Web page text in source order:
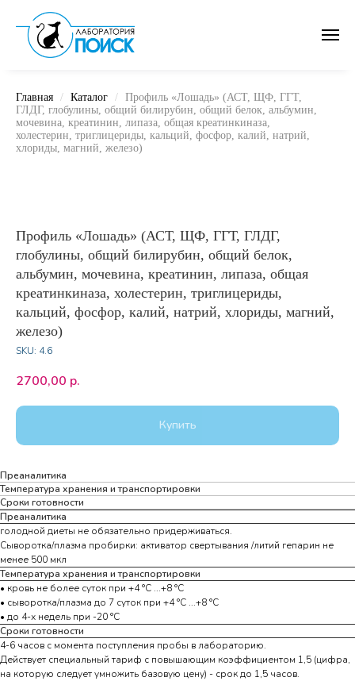
Главная Каталог
Профиль «Лошадь» (АСТ, ЩФ, ГГТ,
ГЛДГ, глобулины, общий билирубин, общий белок, альбумин,
мочевина, креатинин, липаза, общая креатинкиназа,
холестерин, триглицериды, кальций, фосфор, калий, натрий,
хлориды, магний, железо)
Профиль «Лошадь» (АСТ, ЩФ, ГГТ, ГЛДГ,
глобулины, общий билирубин, общий белок,
альбумин, мочевина, креатинин, липаза, общая
креатинкиназа, холестерин, триглицериды,
кальций, фосфор, калий, натрий, хлориды, магний,
железо)
SKU: 4.6
2700,00 р.
Купить
Преаналитика
Температура хранения и транспортировки
Сроки готовности
Преаналитика
голодной диеты не обязательно придерживаться.
Сыворотка/плазма пробирки: активатор свертывания /литий гепарин не
менее 500 мкл
Температура хранения и транспортировки
• кровь не более суток при +4 °С ...+8 °С
• сыворотка/плазма до 7 суток при +4 °С ...+8 °С
• до 4-х недель при -20 °С
Сроки готовности
4-6 часов с момента поступления пробы в лабораторию.
Действует специальный тариф с повышающим коэффициентом 1,5 (цифра,
на которую следует умножить базовую цену) - срок до 1,5 часов.